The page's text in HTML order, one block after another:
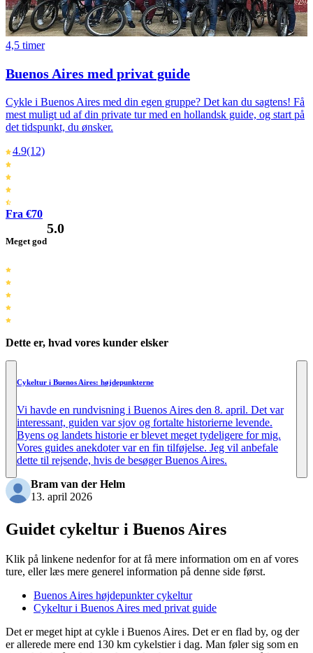
4,5 timer
Buenos Aires med privat guide
Cykle i Buenos Aires med din egen gruppe? Det kan du sagtens! Få
mest muligt ud af din private tur med en hollandsk guide, og start på
det tidspunkt, du ønsker.
4.9(12)
Fra €70
Meget god
5.0
Dette er, hvad vores kunder elsker
Cykeltur i Buenos Aires: højdepunkterne
Vi havde en rundvisning i Buenos Aires den 8. april. Det var
interessant, guiden var sjov og fortalte historierne levende.
Byens og landets historie er blevet meget tydeligere for mig.
Vores guides anekdoter var en fin tilføjelse. Jeg vil anbefale
dette til rejsende, hvis de besøger Buenos Aires.
Bram van der Helm
13. april 2026
Guidet cykeltur i Buenos Aires
Klik på linkene nedenfor for at få mere information om en af vores
ture, eller læs mere generel information på denne side først.
Buenos Aires højdepunkter cykeltur
Cykeltur i Buenos Aires med privat guide
Det er meget hipt at cykle i Buenos Aires. Det er en flad by, og der
er allerede mere end 130 km cykelstier i dag. Man føler sig som en